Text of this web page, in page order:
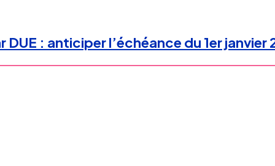
: anticiper l’échéance du 1er janvier